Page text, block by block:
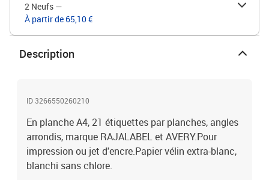
2 Neufs —
À partir de 65,10 €
Description
ID 3266550260210
En planche A4, 21 étiquettes par planches, angles
arrondis, marque RAJALABEL et AVERY.Pour
impression ou jet d'encre.Papier vélin extra-blanc,
blanchi sans chlore.